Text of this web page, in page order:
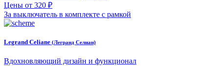
Цены от 320 ₽
За выключатель в комплекте с рамкой
Legrand Celiane (Легранд Селиан)
Вдохновляющий дизайн и функционал